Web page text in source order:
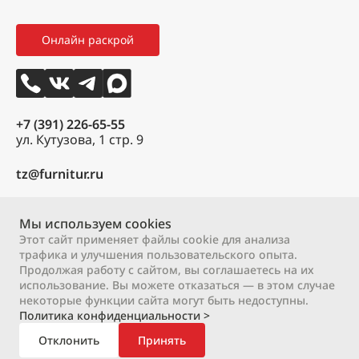
3D тур
Как оформить заказ
Вакансии
Контакты
Мои заказы
Избранное
Онлайн раскрой
+7 (391) 226-65-55
ул. Кутузова, 1 стр. 9
tz@furnitur.ru
Сб:
9:00 – 17:00
Вс:
выходной
2000 – 2026 © ООО «М-профиль»
Политика конфиденциальностиДоговор оферты
Мы используем cookies
Этот сайт применяет файлы cookie для анализа
трафика и улучшения пользовательского опыта.
Продолжая работу с сайтом, вы соглашаетесь на их
использование. Вы можете отказаться — в этом случае
некоторые функции сайта могут быть недоступны.
Политика конфиденциальности >
Отклонить
Принять